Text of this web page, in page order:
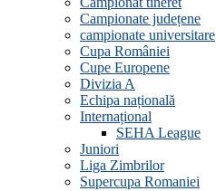
Campionate județene
campionate universitare
Cupa României
Cupe Europene
Divizia A
Echipa națională
Internațional
SEHA League
Juniori
Liga Zimbrilor
Supercupa Romaniei